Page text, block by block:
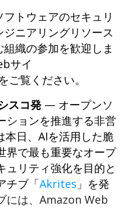
トウェアのセキュリ
ニアリングリソース
織の参加を歓迎しま
サイ
をご覧ください。
スコ発— オープンソ
ションを推進する非営
本日、AIを活用した脆
界で最も重要なオープ
ュリティ強化を目的と
チブ「Akrites 」を発
には、Amazon Web